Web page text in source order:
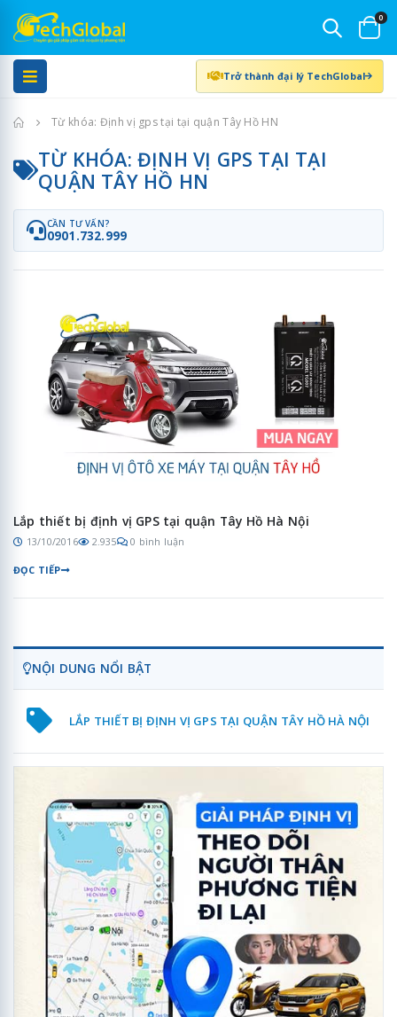
0
Trở thành đại lý TechGlobal
Trang chủTừ khóa: Định vị gps tại tại quận Tây Hồ HN
TỪ KHÓA: ĐỊNH VỊ GPS TẠI TẠI
QUẬN TÂY HỒ HN
CẦN TƯ VẤN?
0901.732.999
Lắp thiết bị định vị GPS tại quận Tây Hồ Hà Nội
13/10/2016 2.935 0 bình luận
ĐỌC TIẾP
NỘI DUNG NỔI BẬT
LẮP THIẾT BỊ ĐỊNH VỊ GPS TẠI QUẬN TÂY HỒ HÀ NỘI